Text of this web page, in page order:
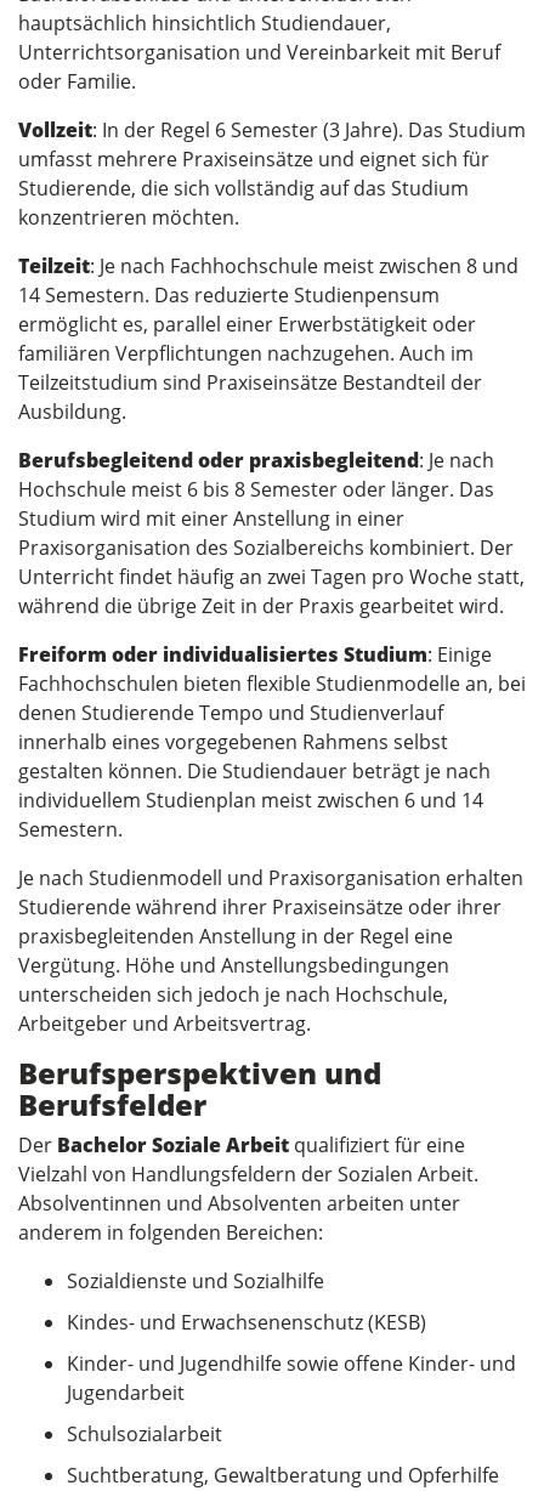
hauptsächlich hinsichtlich Studiendauer,
Unterrichtsorganisation und Vereinbarkeit mit Beruf
oder Familie.
Vollzeit: In der Regel 6 Semester (3 Jahre). Das Studium
umfasst mehrere Praxiseinsätze und eignet sich für
Studierende, die sich vollständig auf das Studium
konzentrieren möchten.
Teilzeit: Je nach Fachhochschule meist zwischen 8 und
14 Semestern. Das reduzierte Studienpensum
ermöglicht es, parallel einer Erwerbstätigkeit oder
familiären Verpflichtungen nachzugehen. Auch im
Teilzeitstudium sind Praxiseinsätze Bestandteil der
Ausbildung.
Berufsbegleitend oder praxisbegleitend: Je nach
Hochschule meist 6 bis 8 Semester oder länger. Das
Studium wird mit einer Anstellung in einer
Praxisorganisation des Sozialbereichs kombiniert. Der
Unterricht findet häufig an zwei Tagen pro Woche statt,
während die übrige Zeit in der Praxis gearbeitet wird.
Freiform oder individualisiertes Studium: Einige
Fachhochschulen bieten flexible Studienmodelle an, bei
denen Studierende Tempo und Studienverlauf
innerhalb eines vorgegebenen Rahmens selbst
gestalten können. Die Studiendauer beträgt je nach
individuellem Studienplan meist zwischen 6 und 14
Semestern.
Je nach Studienmodell und Praxisorganisation erhalten
Studierende während ihrer Praxiseinsätze oder ihrer
praxisbegleitenden Anstellung in der Regel eine
Vergütung. Höhe und Anstellungsbedingungen
unterscheiden sich jedoch je nach Hochschule,
Arbeitgeber und Arbeitsvertrag.
Berufsperspektiven und
Berufsfelder
Der Bachelor Soziale Arbeit qualifiziert für eine
Vielzahl von Handlungsfeldern der Sozialen Arbeit.
Absolventinnen und Absolventen arbeiten unter
anderem in folgenden Bereichen:
Sozialdienste und Sozialhilfe
Kindes- und Erwachsenenschutz (KESB)
Kinder- und Jugendhilfe sowie offene Kinder- und
Jugendarbeit
Schulsozialarbeit
Suchtberatung, Gewaltberatung und Opferhilfe